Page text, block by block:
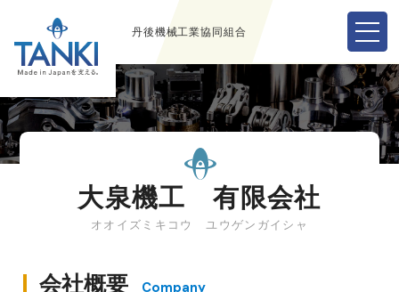
丹後機械工業協同組合
大泉機工 有限会社
オオイズミキコウ ユウゲンガイシャ
会社概要 Company